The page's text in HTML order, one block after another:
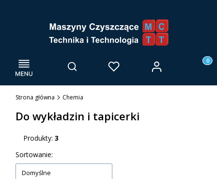
Menu Otwórz wyszukiwarkę
Szukaj Ulubione Zaloguj się
Strona główna Chemia
Do wykładzin i tapicerki
Produkty: 3
Lista produktów
Sortowanie:
Domyślne